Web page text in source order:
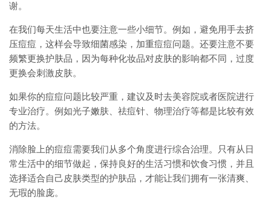
谢。
在我们每天生活中也要注意一些小细节。例如，避免用手去挤
压痘痘，这样会导致细菌感染，加重痘痘问题。还要注意不要
频繁更换护肤品，因为每种化妆品对皮肤的影响都不同，过度
更换会刺激皮肤。
如果你的痘痘问题比较严重，建议及时去美容院或者医院进行
专业治疗。例如光子嫩肤、祛痘针、物理治疗等都是比较有效
的方法。
消除脸上的痘痘需要我们从多个角度进行综合治理。只有从日
常生活中的细节做起，保持良好的生活习惯和饮食习惯，并且
选择适合自己皮肤类型的护肤品，才能让我们拥有一张清爽、
无瑕的脸庞。